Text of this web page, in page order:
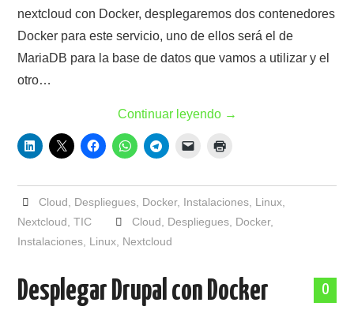
nextcloud con Docker, desplegaremos dos contenedores
Docker para este servicio, uno de ellos será el de
MariaDB para la base de datos que vamos a utilizar y el
otro…
Continuar leyendo →
Cloud Despliegues, Docker, Instalaciones, Linux,
Nextcloud ,TIC Cloud Despliegues, Docker,
Instalaciones Linux Nextcloud
0
Desplegar Drupal con Docker